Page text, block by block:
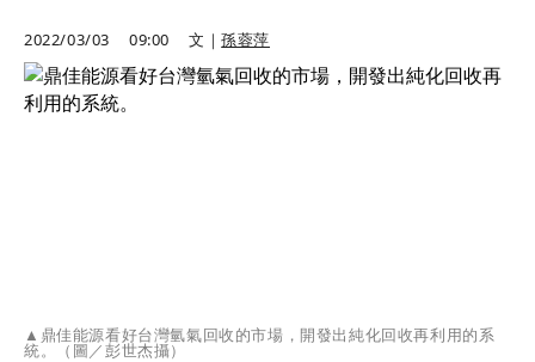
2022/03/03 09:00 文｜孫蓉萍
▲鼎佳能源看好台灣氫氣回收的市場，開發出純化回收再利用的系
統。（圖／彭世杰攝）